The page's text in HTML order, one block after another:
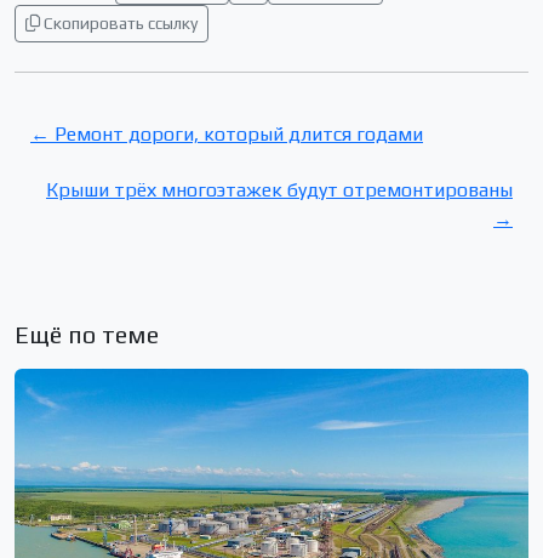
Скопировать ссылку
← Ремонт дороги, который длится годами
Крыши трёх многоэтажек будут отремонтированы
→
Ещё по теме